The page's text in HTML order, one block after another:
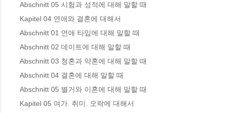
Abschnitt 05 시험과 성적에 대해 말할 때
Kapitel 04 연애와 결혼에 대해서
Abschnitt 01 연애 타입에 대해 말할 때
Abschnitt 02 데이트에 대해 말할 때
Abschnitt 03 청혼과 약혼에 대해 말할 때
Abschnitt 04 결혼에 대해 말할 때
Abschnitt 05 별거와 이혼에 대해 말할 때
Kapitel 05 여가. 취미. 오락에 대해서